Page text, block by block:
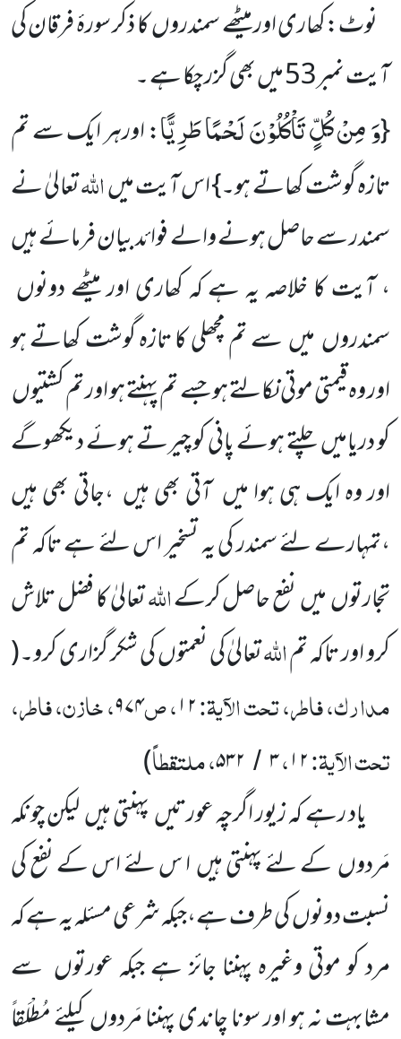
نوٹ:کھاری اور میٹھے سمندروں کا ذکر سورۂ فرقان کی
آیت نمبر53 میں بھی گزر چکا ہے ۔
{وَ مِنْ كُلٍّ تَاْكُلُوْنَ لَحْمًا طَرِیًّا: اورہر ایک سے تم
تازہ گوشت کھاتے ہو۔} اس آیت میںاللہتعالیٰ نے
سمندر سے حاصل ہونے والے فوائد بیان فرمائے ہیں
، آیت کا خلاصہ یہ ہے کہ کھاری اور میٹھے دونوں
سمندروں میں سے تم مچھلی کا تازہ گوشت کھاتے ہو
اور وہ قیمتی موتی نکالتے ہو جسے تم پہنتے ہو اور تم کشتیوں
کو دریامیں چلتے ہوئے پانی کو چیرتے ہوئے دیکھوگے
اور وہ ایک ہی ہوا میں آتی بھی ہیں ،جاتی بھی ہیں
،تمہارے لئے سمندر کی یہ تسخیر اس لئے ہے تاکہ تم
تجارتوں میں نفع حاصل کرکےاللہتعالیٰ کا فضل تلاش
کرو اور تاکہ تماللہتعالیٰ کی نعمتوں کی شکر گزاری کرو۔(
مدارک، فاطر، تحت الآیۃ:۱۲، ص۹۷۴، خازن، فاطر،
تحت الآیۃ:۱۲،۳ / ۵۳۲، ملتقطاً)
یاد رہے کہ زیور اگرچہ عورتیں پہنتی ہیں لیکن چونکہ
مَردوں کے لئے پہنتی ہیں ا س لئے اس کے نفع کی
نسبت دونوں کی طرف ہے،جبکہ شرعی مسئلہ یہ ہے کہ
مرد کو موتی وغیرہ پہننا جائز ہے جبکہ عورتوں سے
مشابہت نہ ہو اور سونا چاندی پہننا مَردوں کیلئے مُطْلَقاً